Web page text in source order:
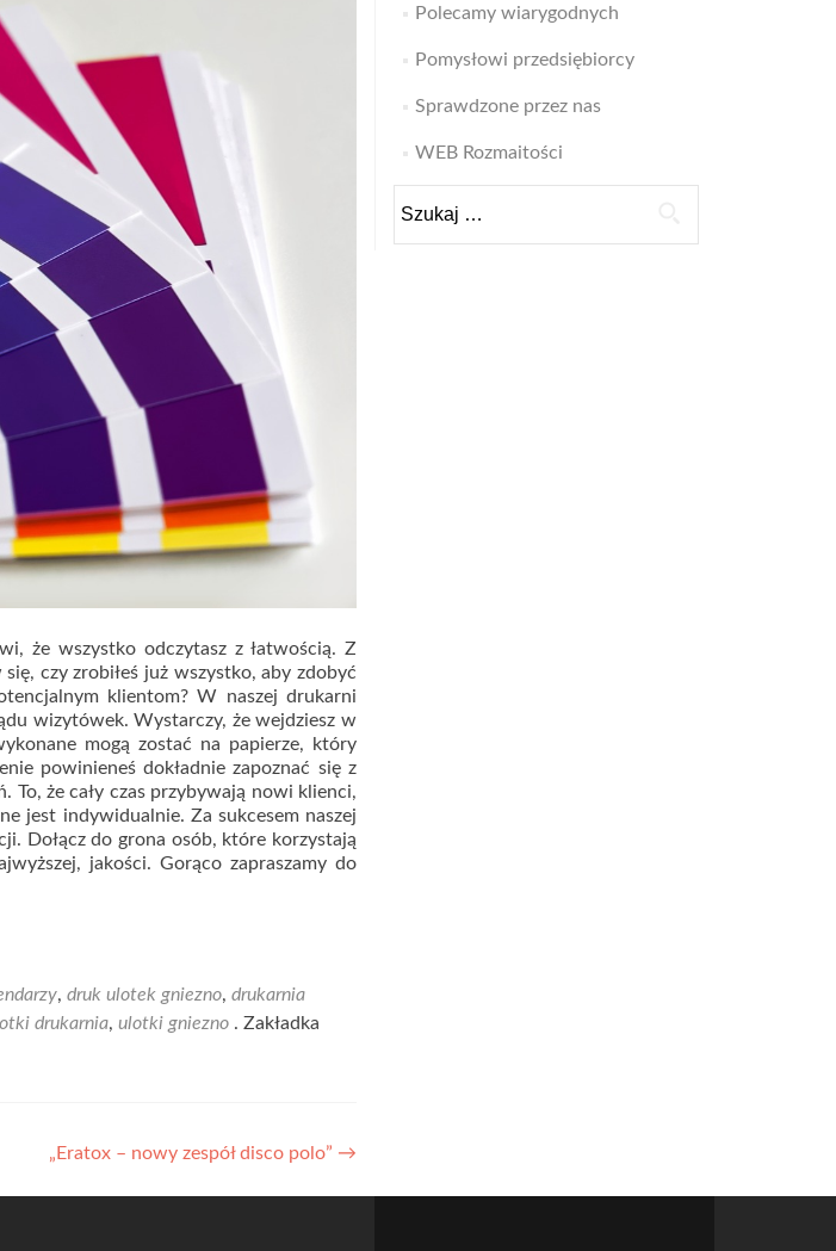
że wszystko odczytasz z łatwością. Z
czy zrobiłeś już wszystko, aby zdobyć
klientom? W naszej drukarni
wizytówek. Wystarczy, że wejdziesz w
mogą zostać na papierze, który
powinieneś dokładnie zapoznać się z
że cały czas przybywają nowi klienci,
jest indywidualnie. Za sukcesem naszej
Dołącz do grona osób, które korzystają
jakości. Gorąco zapraszamy do
, druk ulotek gniezno, drukarnia
drukarnia, ulotki gniezno . Zakładka
„Eratox – nowy zespół disco polo” →
Polecamy wiarygodnych
Pomysłowi przedsiębiorcy
Sprawdzone przez nas
WEB Rozmaitości